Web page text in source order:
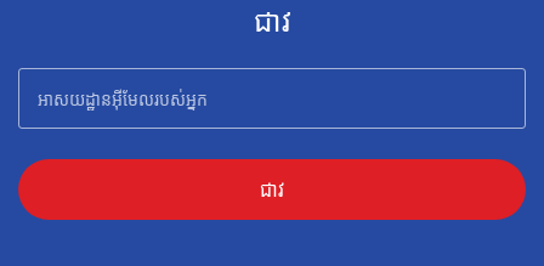
ជាវ
ជាវ